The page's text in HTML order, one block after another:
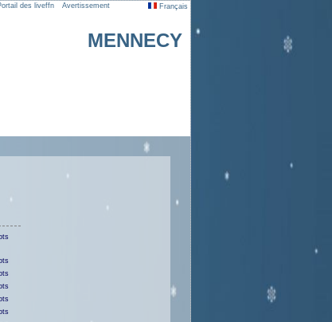
des liveffn Avertissement Français
MENNECY